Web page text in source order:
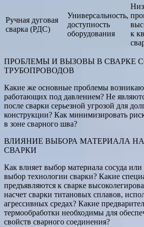
Ручная дуговая
сварка (РДС)
Универсальность,
доступность
оборудования
к
ПРОБЛЕМЫ И ВЫЗОВЫ В СВАРКЕ
ТРУБОПРОВОДОВ
Какие же основные проблемы
работающих под давлением? Не
после сварки серьезной угрозой для
конструкции? Как минимизировать
в зоне сварного шва?
ВЛИЯНИЕ ВЫБОРА МАТЕРИАЛА
СВАРКИ
Как влияет выбор материала сосуда
выбор технологии сварки? Какие
предъявляются к сварке
насчет сварки титановых сплавов,
агрессивных средах? Какие
термообработки необходимы для
свойств сварного соединения?